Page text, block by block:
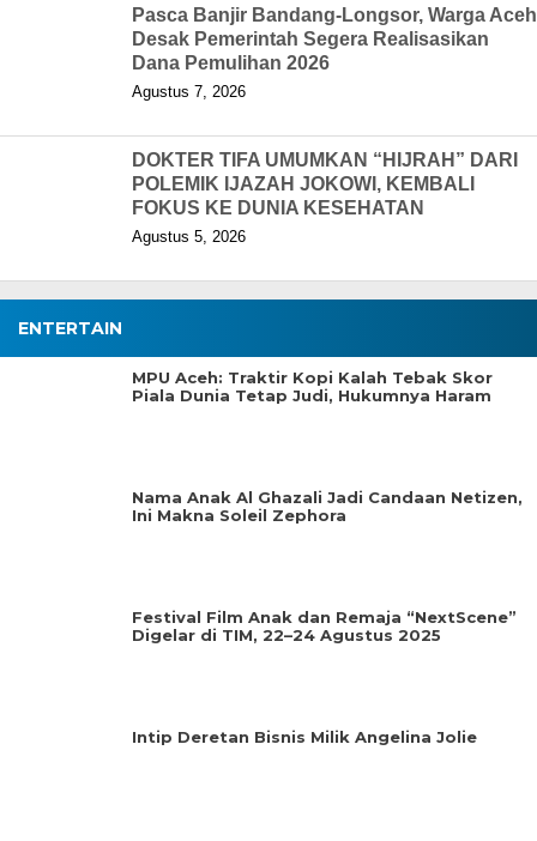
Pasca Banjir Bandang-Longsor, Warga Aceh
Desak Pemerintah Segera Realisasikan
Dana Pemulihan 2026
Agustus 7, 2026
DOKTER TIFA UMUMKAN “HIJRAH” DARI
POLEMIK IJAZAH JOKOWI, KEMBALI
FOKUS KE DUNIA KESEHATAN
Agustus 5, 2026
ENTERTAIN
MPU Aceh: Traktir Kopi Kalah Tebak Skor
Piala Dunia Tetap Judi, Hukumnya Haram
Nama Anak Al Ghazali Jadi Candaan Netizen,
Ini Makna Soleil Zephora
Festival Film Anak dan Remaja “NextScene”
Digelar di TIM, 22–24 Agustus 2025
Intip Deretan Bisnis Milik Angelina Jolie